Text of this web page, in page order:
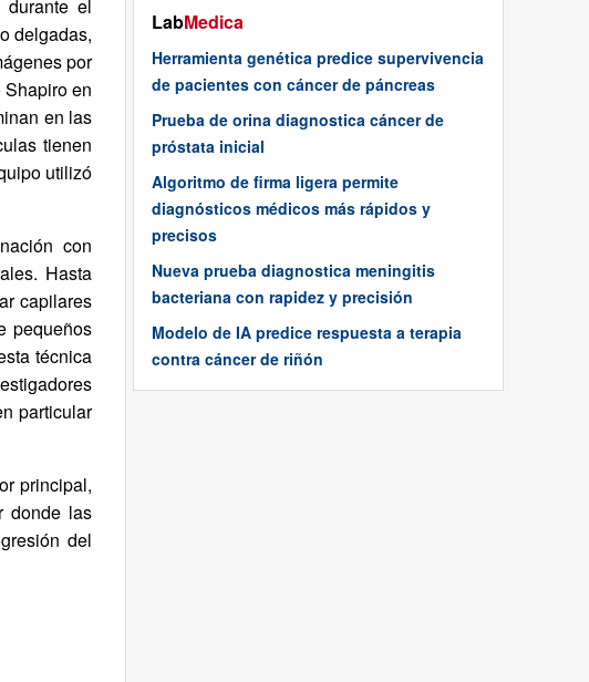
LabMedica
Herramienta genética predice supervivencia
de pacientes con cáncer de páncreas
Prueba de orina diagnostica cáncer de
próstata inicial
Algoritmo de firma ligera permite
diagnósticos médicos más rápidos y
precisos
Nueva prueba diagnostica meningitis
bacteriana con rapidez y precisión
Modelo de IA predice respuesta a terapia
contra cáncer de riñón
el
delgadas,
por
en
en las
tienen
utilizó
con
Hasta
capilares
pequeños
técnica
particular
principal,
donde las
del